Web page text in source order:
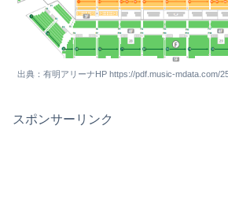
出典：有明アリーナHP https://pdf.music-mdata.com/
スポンサーリンク